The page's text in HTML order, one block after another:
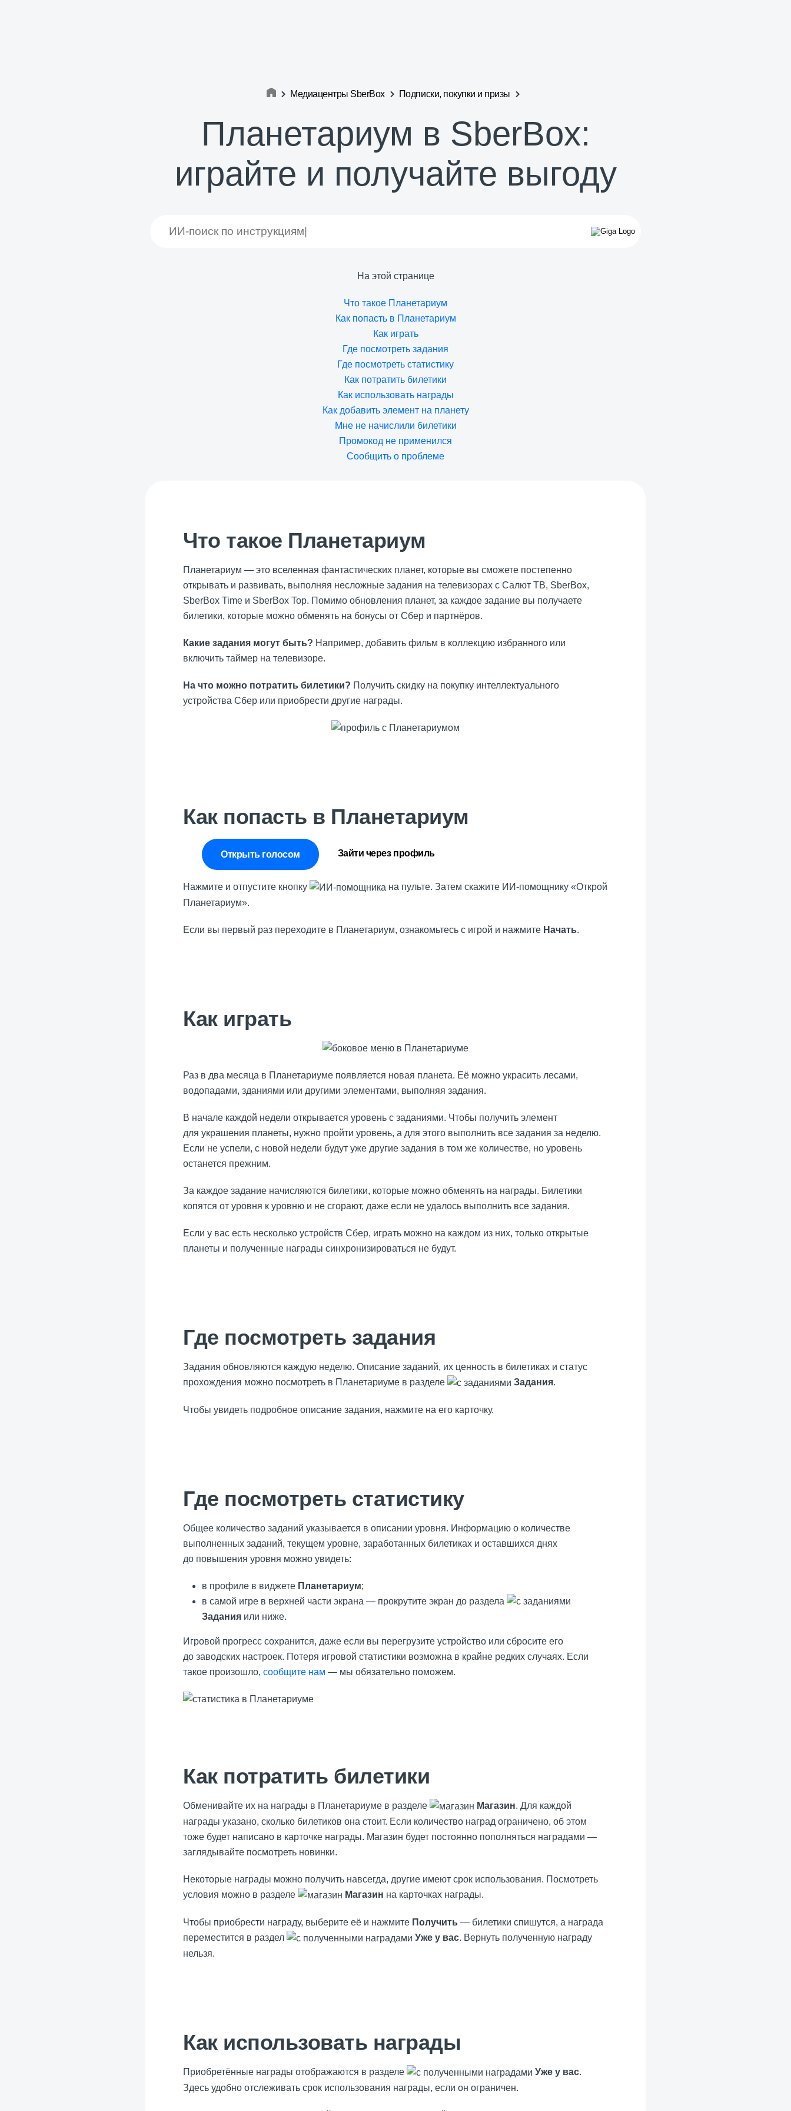
Медиацентры SberBox Подписки, покупки и призы
Планетариум в SberBox:
играйте и получайте выгоду
На этой странице
Что такое Планетариум
Как попасть в Планетариум
Как играть
Где посмотреть задания
Где посмотреть статистику
Как потратить билетики
Как использовать награды
Как добавить элемент на планету
Мне не начислили билетики
Промокод не применился
Сообщить о проблеме
Что такое Планетариум
Планетариум — это вселенная фантастических планет, которые вы сможете постепенно
открывать и развивать, выполняя несложные задания на телевизорах с Салют ТВ, SberBox,
SberBox Time и SberBox Top. Помимо обновления планет, за каждое задание вы получаете
билетики, которые можно обменять на бонусы от Сбер и партнёров.
Какие задания могут быть? Например, добавить фильм в коллекцию избранного или
включить таймер на телевизоре.
На что можно потратить билетики? Получить скидку на покупку интеллектуального
устройства Сбер или приобрести другие награды.
Как попасть в Планетариум
Открыть голосом Зайти через профиль
Нажмите и отпустите кнопку на пульте. Затем скажите ИИ-помощнику «Открой
Планетариум».
Если вы первый раз переходите в Планетариум, ознакомьтесь с игрой и нажмите Начать.
Как играть
Раз в два месяца в Планетариуме появляется новая планета. Её можно украсить лесами,
водопадами, зданиями или другими элементами, выполняя задания.
В начале каждой недели открывается уровень с заданиями. Чтобы получить элемент
для украшения планеты, нужно пройти уровень, а для этого выполнить все задания за неделю.
Если не успели, с новой недели будут уже другие задания в том же количестве, но уровень
останется прежним.
За каждое задание начисляются билетики, которые можно обменять на награды. Билетики
копятся от уровня к уровню и не сгорают, даже если не удалось выполнить все задания.
Если у вас есть несколько устройств Сбер, играть можно на каждом из них, только открытые
планеты и полученные награды синхронизироваться не будут.
Где посмотреть задания
Задания обновляются каждую неделю. Описание заданий, их ценность в билетиках и статус
прохождения можно посмотреть в Планетариуме в разделе
Задания.
Чтобы увидеть подробное описание задания, нажмите на его карточку.
Где посмотреть статистику
Общее количество заданий указывается в описании уровня. Информацию о количестве
выполненных заданий, текущем уровне, заработанных билетиках и оставшихся днях
до повышения уровня можно увидеть:
в профиле в виджете Планетариум;
в самой игре в верхней части экрана — прокрутите экран до раздела
Задания или ниже.
Игровой прогресс сохранится, даже если вы перегрузите устройство или сбросите его
до заводских настроек. Потеря игровой статистики возможна в крайне редких случаях. Если
такое произошло, сообщите нам — мы обязательно поможем.
Как потратить билетики
Обменивайте их на награды в Планетариуме в разделе Магазин. Для каждой
награды указано, сколько билетиков она стоит. Если количество наград ограничено, об этом
тоже будет написано в карточке награды. Магазин будет постоянно пополняться наградами —
заглядывайте посмотреть новинки.
Некоторые награды можно получить навсегда, другие имеют срок использования. Посмотреть
условия можно в разделе
Магазин на карточках награды.
Чтобы приобрести награду, выберите её и нажмите Получить — билетики спишутся, а награда
переместится в раздел
Уже у вас. Вернуть полученную награду
нельзя.
Как использовать награды
Приобретённые награды отображаются в разделе Уже у вас.
Здесь удобно отслеживать срок использования награды, если он ограничен.